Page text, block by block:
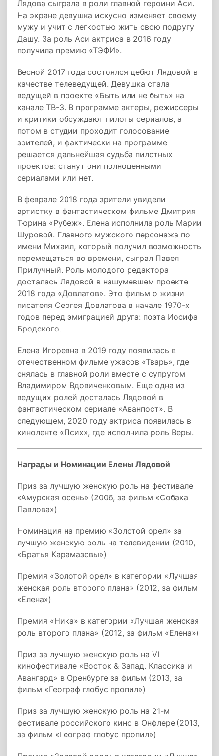
Лядова сыграла в роли главной героини Аси.
На экране девушка искусно изменяет своему
мужу и учит с легкостью жить свою подругу
Дашу. За роль Аси актриса в 2016 году
получила премию «ТЭФИ».
Весной 2017 года состоялся дебют Лядовой в
качестве телеведущей. Девушка стала
ведущей в проекте «Быть или не быть» на
канале ТВ-3. В программе актеры, режиссеры
и критики обсуждают пилоты сериалов, а
потом в студии проходит голосование
зрителей, и фактически на программе
решается дальнейшая судьба пилотных
проектов: станут они полноценными
сериалами или нет.
В феврале 2018 года зрители увидели
артистку в фантастическом фильме Дмитрия
Тюрина «Рубеж». Елена исполнила роль Марии
Шуровой. Главного мужского персонажа по
имени Михаил, который получил возможность
перемещаться во времени, сыграл Павел
Прилучный. Роль молодого редактора
досталась Лядовой в нашумевшем проекте
2018 года «Довлатов». Это фильм о жизни
писателя Сергея Довлатова в начале 1970-х
годов перед эмиграцией друга: поэта Иосифа
Бродского.
Елена Игоревна в 2019 году появилась в
отечественном фильме ужасов «Тварь», где
снялась в главной роли вместе с супругом
Владимиром Вдовиченковым. Еще одна из
ведущих ролей досталась Лядовой в
фантастическом сериале «Аванпост». В
следующем, 2020 году актриса появилась в
киноленте «Псих», где исполнила роль Веры.
Награды и Номинации Елены Лядовой
Приз за лучшую женскую роль на фестивале
«Амурская осень» (2006, за фильм «Собака
Павлова»)
Номинация на премию «Золотой орел» за
лучшую женскую роль на телевидении (2010,
«Братья Карамазовы»)
Премия «Золотой орел» в категории «Лучшая
женская роль второго плана» (2012, за фильм
«Елена»)
Премия «Ника» в категории «Лучшая женская
роль второго плана» (2012, за фильм «Елена»)
Приз за лучшую женскую роль на VI
кинофестивале «Восток & Запад. Классика и
Авангард» в Оренбурге за фильм (2013, за
фильм «Географ глобус пропил»)
Приз за лучшую женскую роль на 21-м
фестивале российского кино в Онфлере (2013,
за фильм «Географ глобус пропил»)